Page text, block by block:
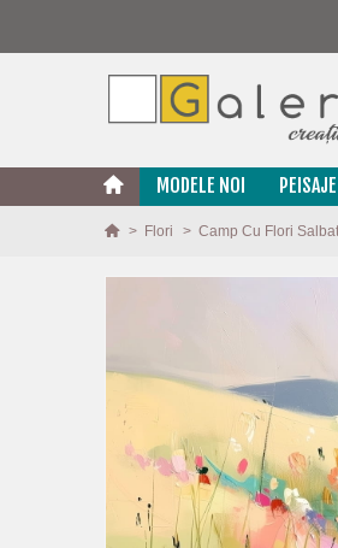
MODELE NOI PEISAJE
> Flori > Camp Cu Flori